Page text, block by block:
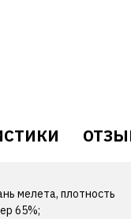
мелета, плотность
65%;